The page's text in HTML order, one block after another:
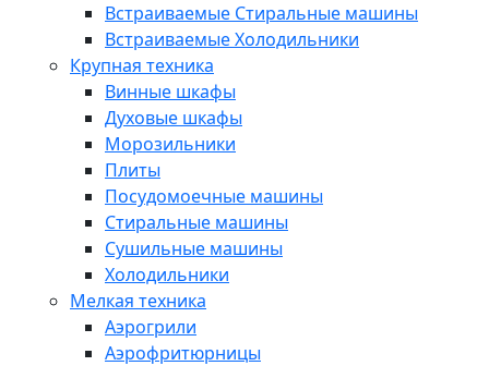
Встраиваемые Стиральные машины
Встраиваемые Холодильники
Крупная техника
Винные шкафы
Духовые шкафы
Морозильники
Плиты
Посудомоечные машины
Стиральные машины
Сушильные машины
Холодильники
Мелкая техника
Аэрогрили
Аэрофритюрницы